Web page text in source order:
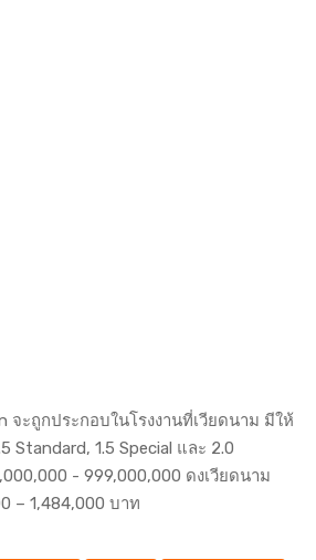
จะถูกประกอบในโรงงานที่เวียดนาม มีให้
Standard, 1.5 Special และ 2.0
- 999,000,000 ดงเวียดนาม
– 1,484,000 บาท